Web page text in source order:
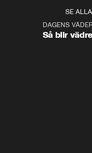
SE ALLA
DAGENS
Så blir